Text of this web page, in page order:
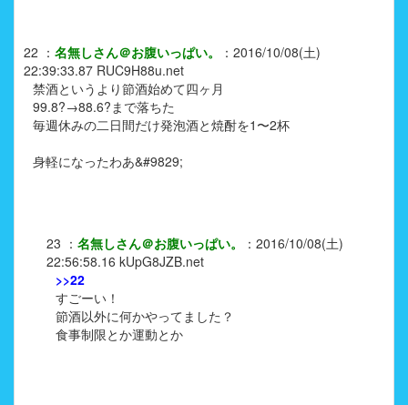
22 ： 名無しさん＠お腹いっぱい。 ： 2016/10/08(土)
22:39:33.87 RUC9H88u.net
禁酒というより節酒始めて四ヶ月
99.8?→88.6?まで落ちた
毎週休みの二日間だけ発泡酒と焼酎を1〜2杯
身軽になったわあ&#9829;
23 ： 名無しさん＠お腹いっぱい。 ： 2016/10/08(土)
22:56:58.16 kUpG8JZB.net
>>22
すごーい！
節酒以外に何かやってました？
食事制限とか運動とか